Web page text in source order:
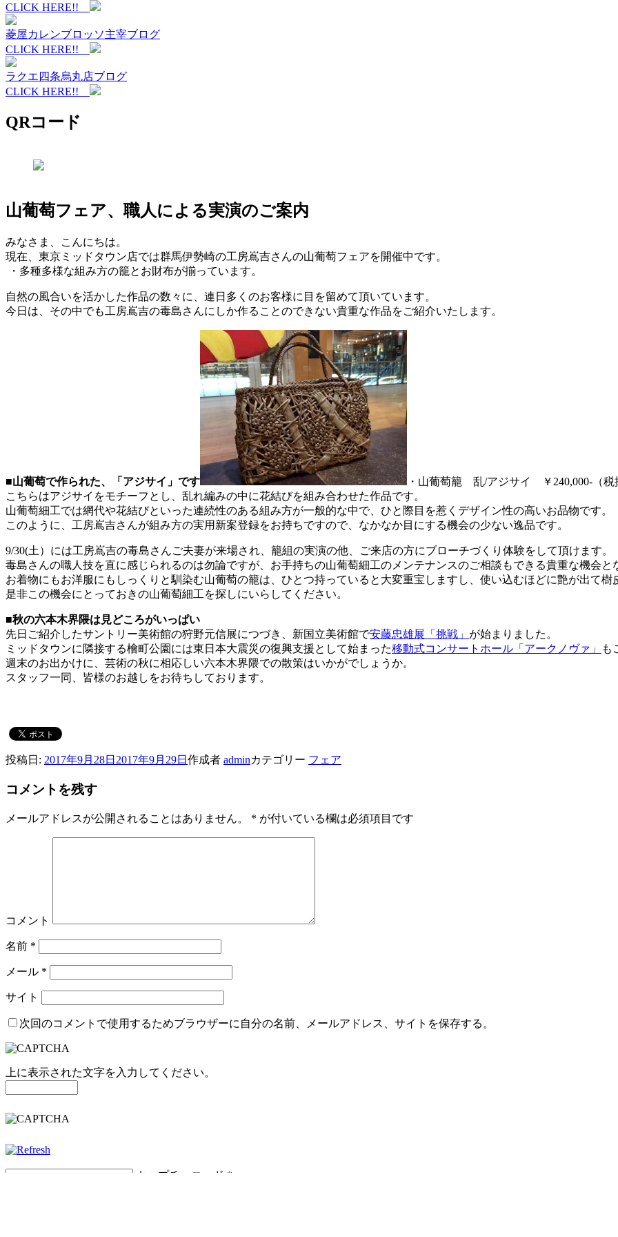
CLICK HERE!!
菱屋カレンブロッソ主宰ブログ
CLICK HERE!!
ラクエ四条烏丸店ブログ
CLICK HERE!!
QRコード
山葡萄フェア、職人による実演のご案内
みなさま、こんにちは。
現在、東京ミッドタウン店では群馬伊勢崎の工房嶌吉さんの山葡萄フェアを開催中です。
・多種多様な組み方の籠とお財布が揃っています。
自然の風合いを活かした作品の数々に、連日多くのお客様に目を留めて頂いています。
今日は、その中でも工房嶌吉の毒島さんにしか作ることのできない貴重な作品をご紹介いたします。
■山葡萄で作られた、「アジサイ」です
・山葡萄籠 乱/アジサイ ￥240,000-（税
こちらはアジサイをモチーフとし、乱れ編みの中に花結びを組み合わせた作品です。
山葡萄細工では網代や花結びといった連続性のある組み方が一般的な中で、ひと際目を惹くデザイン性の高いお品物です。
このように、工房嶌吉さんが組み方の実用新案登録をお持ちですので、なかなか目にする機会の少ない逸品です。
9/30(土）には工房嶌吉の毒島さんご夫妻が来場され、籠組の実演の他、ご来店の方にブローチづくり体験をして頂けます。
毒島さんの職人技を直に感じられるのは勿論ですが、お手持ちの山葡萄細工のメンテナンスのご相談もできる貴重な機会と
お着物にもお洋服にもしっくりと馴染む山葡萄の籠は、ひとつ持っていると大変重宝しますし、使い込むほどに艶が出て樹
是非この機会にとっておきの山葡萄細工を探しにいらしてください。
■秋の六本木界隈は見どころがいっぱい
先日ご紹介したサントリー美術館の狩野元信展につづき、新国立美術館で安藤忠雄展「挑戦」 が始まりました。
ミッドタウンに隣接する檜町公園には東日本大震災の復興支援として始まった移動式コンサートホール「アークノヴァ」
も
週末のお出かけに、芸術の秋に相応しい六本木界隈での散策はいかがでしょうか。
スタッフ一同、皆様のお越しをお待ちしております。
投稿日: 2017年9月28日 2017年9月29日 作成者 adminカテゴリー フェア
コメントを残す
メールアドレスが公開されることはありません。 * が付いている欄は必須項目です
コメント
名前 *
メール *
サイト
次回のコメントで使用するためブラウザーに自分の名前、メールアドレス、サイトを保存する。
上に表示された文字を入力してください。
キャプチャコード *